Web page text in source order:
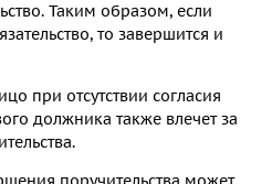
Таким образом, если
то завершится и
при отсутствии согласия
должника также влечет за